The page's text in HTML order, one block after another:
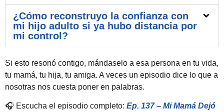
¿Cómo reconstruyo la confianza con
mi hijo adulto si ya hubo distancia por
mi control?
Si esto resonó contigo, mándaselo a esa persona en tu vida,
tu mamá, tu hija, tu amiga. A veces un episodio dice lo que a
nosotras nos cuesta poner en palabras.
🎧 Escucha el episodio completo: Ep. 137 – Mi Mamá Dejó